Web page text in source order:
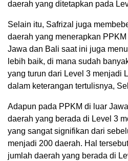
daerah yang ditetapkan pada
Selain itu, Safrizal juga
daerah yang menerapkan
Jawa dan Bali saat ini juga
lebih baik, di mana sudah
yang turun dari Level 3 menjadi
dalam keterangan tertulisnya,
Adapun pada PPKM di luar
daerah yang berada di Level 3
yang sangat signifikan dari
menjadi 200 daerah. Hal
jumlah daerah yang berada di